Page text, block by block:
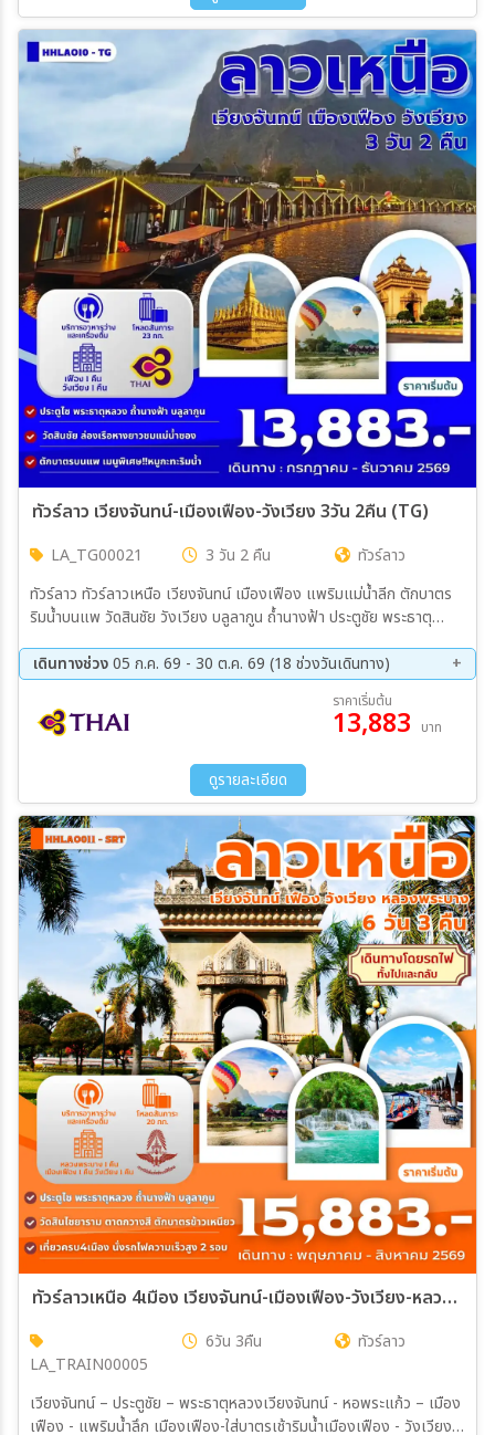
ระหว่าง
ค้นหา
ทัวร์ลาว เวียงจันทน์-เมืองเฟือง-วังเวียง 3วัน 2คืน (TG)
LA_TG00021 3 วัน 2 คืน
ทัวร์ลาว
ทัวร์ลาว ทัวร์ลาวเหนือ เวียงจันทน์ เมืองเฟือง แพริมแม่น้ำลีก ตักบาตร
ริมน้ำบนแพ วัดสินชัย วังเวียง บลูลากูน ถ้ำนางฟ้า ประตูชัย พระธาตุ
เดินทางช่วง05 ก.ค. 69 - 30 ต.ค. 69 (18 ช่วงวันเดินทาง)
20 ส.ค. 69 - 22 ส.ค. 69
27 ส.ค. 69 - 29 ส.ค. 69
01 ก.ย. 69 - 03 ก.ย. 69
10 ก.ย. 69 - 12 ก.ย. 69
21 ก.ย. 69 - 23 ก.ย. 69
04 ต.ค. 69 - 06 ต.ค. 69
21 ต.ค. 69 - 23 ต.ค. 69
28 ต.ค. 69 - 30 ต.ค. 69
04 พ.ย. 69 - 06 พ.ย. 69
15 พ.ย. 69 - 17 พ.ย. 69
25 พ.ย. 69 - 27 พ.ย. 69
03 ธ.ค. 69 - 05 ธ.ค. 69
09 ธ.ค. 69 - 11 ธ.ค. 69
14 ธ.ค. 69 - 16 ธ.ค. 69
23 ธ.ค. 69 - 25 ธ.ค. 69
ราคาเริ่มต้น
13,883 บาท
ดูรายละเอียด
ทัวร์ลาวเหนือ 4เมือง เวียงจันทน์-เมืองเฟือง-วังเวียง-หลวงพระบาง 6วัน 3คืน (TG)
LA_TRAIN00005
6วัน 3คืน ทัวร์ลาว
เวียงจันทน์ – ประตูชัย – พระธาตุหลวงเวียงจันทน์ - หอพระแก้ว – เมือง
เฟือง - แพริมน้ำลึก เมืองเฟือง-ใส่บาตรเช้าริมน้ำเมืองเฟือง - วังเวียง –